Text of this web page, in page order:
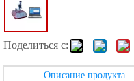
Поделиться с:
Описание продукта